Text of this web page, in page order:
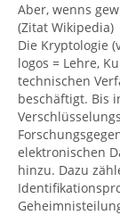
Aber, wenns
(Zitat Wikipedia)
Die Kryptologie
logos = Lehre,
technischen
beschäftigt. Bis
elektronischen
hinzu. Dazu